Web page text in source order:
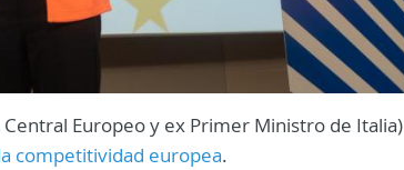
Europeo y ex Primer Ministro de Italia)
competitividad europea.